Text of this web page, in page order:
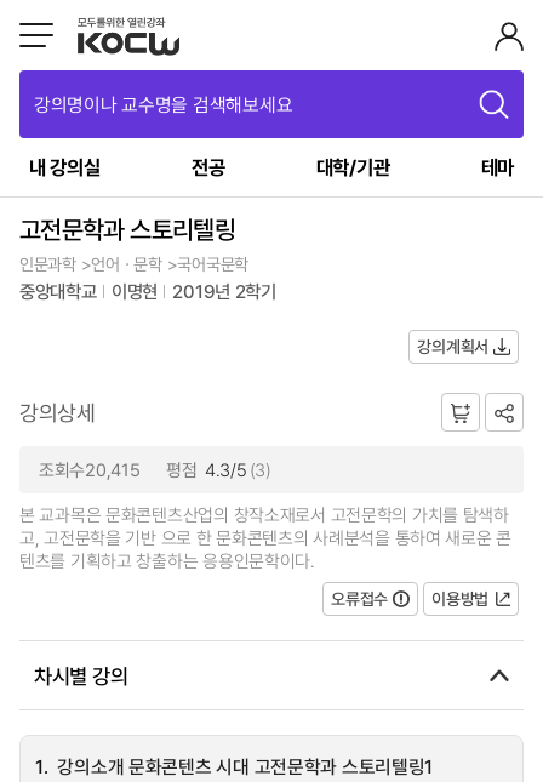
강의명이나 교수명을 검색해보세요
내 강의실 전공 대학/기관 테마
고전문학과 스토리텔링
인문과학 >언어ㆍ문학 >국어국문학
중앙대학교 이명현 2019년 2학기
강의계획서
강의상세
조회수20,415 평점 4.3/5 (3)
본 교과목은 문화콘텐츠산업의 창작소재로서 고전문학의 가치를 탐색하
고, 고전문학을 기반 으로 한 문화콘텐츠의 사례분석을 통하여 새로운 콘
텐츠를 기획하고 창출하는 응용인문학이다.
오류접수
이용방법
차시별 강의
1. 강의소개 문화콘텐츠 시대 고전문학과 스토리텔링1